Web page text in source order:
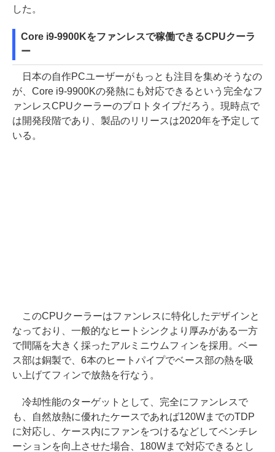
した。
Core i9-9900Kをファンレスで稼働できるCPUクーラ
ー
日本の自作PCユーザーがもっとも注目を集めそうなの
が、Core i9-9900Kの発熱にも対応できるという完全なフ
ァンレスCPUクーラーのプロトタイプだろう。現時点で
は開発段階であり、製品のリリースは2020年を予定して
いる。
このCPUクーラーはファンレスに特化したデザインと
なっており、一般的なヒートシンクより厚みがある一方
で間隔を大きく採ったアルミニウムフィンを採用。ベー
ス部は銅製で、6本のヒートパイプでベース部の熱を吸
い上げてフィンで放熱を行なう。
冷却性能のターゲットとして、完全にファンレスで
も、自然放熱に優れたケースであれば120WまでのTDP
に対応し、ケース内にファンをつけるなどしてベンチレ
ーションを向上させた場合、180Wまで対応できるとし